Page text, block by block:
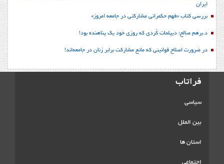
ایران
بررسی کتاب «فهم حکمرانی مشارکتی در جامعه امروز»
د.برهم صالح؛ دیپلمات کُردی که روزی خود یک پناهنده بود!
در ضرورت اصلاح قوانینی که مانع مشارکت برابر زنان در جامعه‌اند!
فراتاب
سیاسی
بین الملل
استان ها
اجتماعی